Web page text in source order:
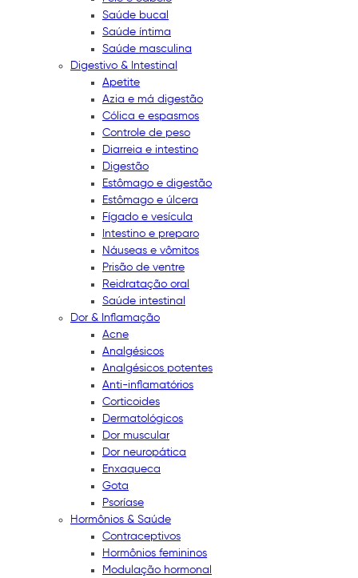
Saúde bucal
Saúde íntima
Saúde masculina
Digestivo & Intestinal
Apetite
Azia e má digestão
Cólica e espasmos
Controle de peso
Diarreia e intestino
Digestão
Estômago e digestão
Estômago e úlcera
Fígado e vesícula
Intestino e preparo
Náuseas e vômitos
Prisão de ventre
Reidratação oral
Saúde intestinal
Dor & Inflamação
Acne
Analgésicos
Analgésicos potentes
Anti-inflamatórios
Corticoides
Dermatológicos
Dor muscular
Dor neuropática
Enxaqueca
Gota
Psoríase
Hormônios & Saúde
Contraceptivos
Hormônios femininos
Modulação hormonal